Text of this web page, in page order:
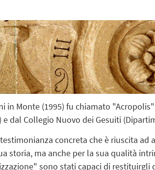
Monte (1995) fu chiamato
dal Collegio Nuovo dei Gesuiti
concreta che è riuscita ad
storia, ma anche per la sua qualità
sono stati capaci di restituirgli